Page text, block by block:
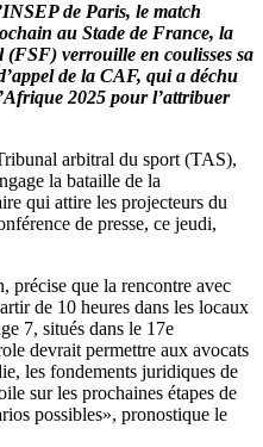
de Paris, le match
au Stade de France, la
(FSF) verrouille en coulisses sa
de la CAF, qui a déchu
2025 pour l’attribuer
arbitral du sport (TAS),
la bataille de la
qui attire les projecteurs du
de presse, ce jeudi,
précise que la rencontre avec
de 10 heures dans les locaux
7, situés dans le 17e
devrait permettre aux avocats
les fondements juridiques de
sur les prochaines étapes de
possibles», pronostique le